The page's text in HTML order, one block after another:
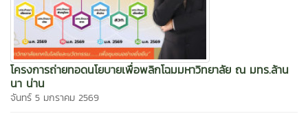
โครงการถ่ายทอดนโยบายเพื่อพลิกโฉมมหาวิทยาลัย ณ มทร.ล้าน
นา น่าน
จันทร์ 5 มกราคม 2569